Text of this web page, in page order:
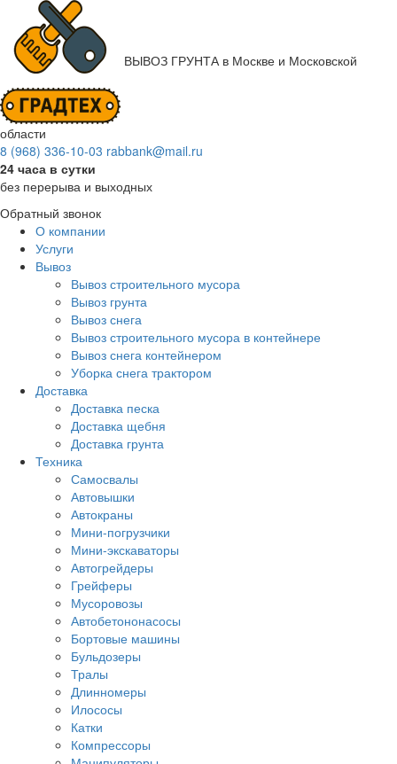
ВЫВОЗ ГРУНТА в Москве и Московской
области
8 (968) 336-10-03 rabbank@mail.ru
24 часа в сутки
без перерыва и выходных
Обратный звонок
О компании
Услуги
Вывоз
Вывоз строительного мусора
Вывоз грунта
Вывоз снега
Вывоз строительного мусора в контейнере
Вывоз снега контейнером
Уборка снега трактором
Доставка
Доставка песка
Доставка щебня
Доставка грунта
Техника
Самосвалы
Автовышки
Автокраны
Мини-погрузчики
Мини-экскаваторы
Автогрейдеры
Грейферы
Мусоровозы
Автобетононасосы
Бортовые машины
Бульдозеры
Тралы
Длинномеры
Илососы
Катки
Компрессоры